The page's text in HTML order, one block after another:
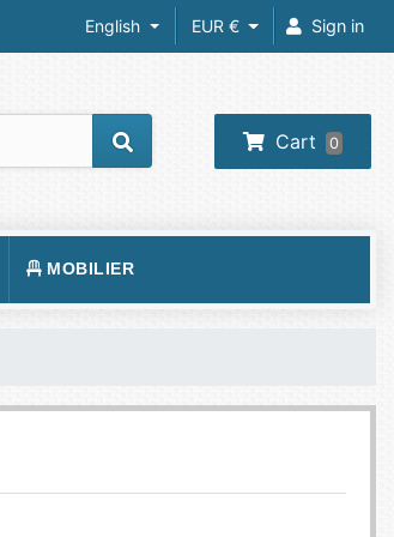
English EUR € Sign in
Cart 0
MOBILIER